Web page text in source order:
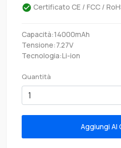
Certificato CE / FCC /
Capacità:14000mAh
Tensione:7.27V
Tecnologia:Li-ion
Quantità